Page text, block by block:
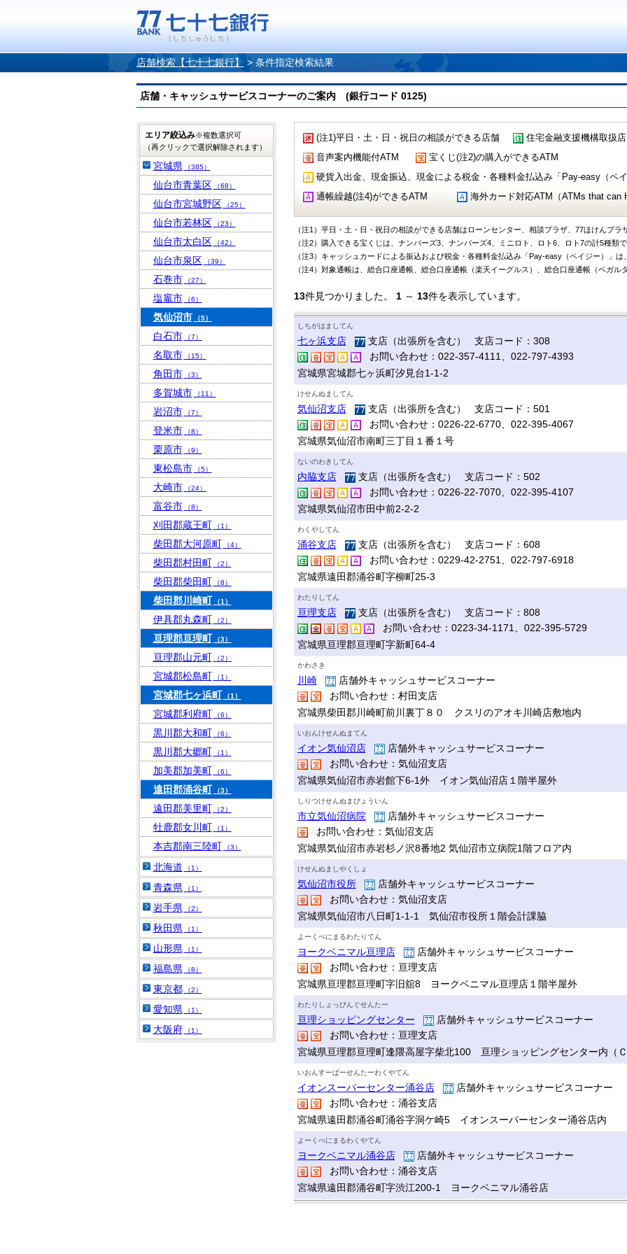
店舗検索【七十七銀行】 > 条件指定検索結果
店舗・キャッシュサービスコーナーのご案内 (銀行コード 0125)
(注1)平日・土・日・祝日の相談ができる店舗 住宅金融支援機構取扱店
音声案内機能付ATM
宝くじ(注2)の購入ができるATM
硬貨入出金、現金振込、現金による税金・各種料金払込み「Pay-easy（ペ
通帳繰越(注4)ができるATM
海外カード対応ATM（ATMs that can
（注1）平日・土・日・祝日の相談ができる店舗はローンセンター、相談プラザ、77ほけんプラ
（注2）購入できる宝くじは、ナンバーズ3、ナンバーズ4、ミニロト、ロト6、ロト7の計5種類で
（注3）キャッシュカードによる振込および税金・各種料金払込み「Pay-easy（ペイジー）」は
（注4）対象通帳は、総合口座通帳、総合口座通帳（楽天イーグルス）、総合口座通帳（ベガル
13件見つかりました。 1～ 13件を表示しています。
しちがはましてん
七ヶ浜支店
支店（出張所を含む） 支店コード：308
お問い合わせ：022-357-4111、022-797-4393
宮城県宮城郡七ヶ浜町汐見台1-1-2
けせんぬましてん
気仙沼支店
支店（出張所を含む） 支店コード：501
お問い合わせ：0226-22-6770、022-395-4067
宮城県気仙沼市南町三丁目１番１号
ないのわきしてん
内脇支店
支店（出張所を含む） 支店コード：502
お問い合わせ：0226-22-7070、022-395-4107
宮城県気仙沼市田中前2-2-2
わくやしてん
涌谷支店
支店（出張所を含む） 支店コード：608
お問い合わせ：0229-42-2751、022-797-6918
宮城県遠田郡涌谷町字柳町25-3
わたりしてん
亘理支店
支店（出張所を含む） 支店コード：808
お問い合わせ：0223-34-1171、022-395-5729
宮城県亘理郡亘理町字新町64-4
かわさき
川崎
店舗外キャッシュサービスコーナー
お問い合わせ：村田支店
宮城県柴田郡川崎町前川裏丁８０ クスリのアオキ川崎店敷地内
いおんけせんぬまてん
イオン気仙沼店
店舗外キャッシュサービスコーナー
お問い合わせ：気仙沼支店
宮城県気仙沼市赤岩館下6-1外 イオン気仙沼店１階半屋外
しりつけせんぬまびょういん
市立気仙沼病院
店舗外キャッシュサービスコーナー
お問い合わせ：気仙沼支店
宮城県気仙沼市赤岩杉ノ沢8番地2 気仙沼市立病院1階フロア内
けせんぬましやくしょ
気仙沼市役所
店舗外キャッシュサービスコーナー
お問い合わせ：気仙沼支店
宮城県気仙沼市八日町1-1-1 気仙沼市役所１階会計課脇
よーくべにまるわたりてん
ヨークベニマル亘理店
店舗外キャッシュサービスコーナー
お問い合わせ：亘理支店
宮城県亘理郡亘理町字旧舘8 ヨークベニマル亘理店１階半屋外
わたりしょっぴんぐせんたー
亘理ショッピングセンター
店舗外キャッシュサービスコーナー
お問い合わせ：亘理支店
宮城県亘理郡亘理町逢隈高屋字柴北100 亘理ショッピングセンター内（Ｃ
いおんすーぱーせんたーわくやてん
イオンスーパーセンター涌谷店
店舗外キャッシュサービスコーナー
お問い合わせ：涌谷支店
宮城県遠田郡涌谷町涌谷字洞ケ崎5 イオンスーパーセンター涌谷店内
よーくべにまるわくやてん
ヨークベニマル涌谷店
店舗外キャッシュサービスコーナー
お問い合わせ：涌谷支店
宮城県遠田郡涌谷町字渋江200-1 ヨークベニマル涌谷店
エリア絞込み※複数選択可
（再クリックで選択解除されます）
宮城県 （385）
仙台市青葉区 （68）
仙台市宮城野区 （25）
仙台市若林区 （23）
仙台市太白区 （42）
仙台市泉区 （39）
石巻市 （27）
塩竈市 （6）
気仙沼市 （5）
白石市 （7）
名取市 （15）
角田市 （3）
多賀城市 （11）
岩沼市 （7）
登米市 （8）
栗原市 （9）
東松島市 （5）
大崎市 （24）
富谷市 （8）
刈田郡蔵王町 （1）
柴田郡大河原町 （4）
柴田郡村田町 （2）
柴田郡柴田町 （8）
柴田郡川崎町 （1）
伊具郡丸森町 （2）
亘理郡亘理町 （3）
亘理郡山元町 （2）
宮城郡松島町 （1）
宮城郡七ヶ浜町 （1）
宮城郡利府町 （6）
黒川郡大和町 （6）
黒川郡大郷町 （1）
加美郡加美町 （6）
遠田郡涌谷町 （3）
遠田郡美里町 （2）
牡鹿郡女川町 （1）
本吉郡南三陸町 （3）
北海道 （1）
青森県 （1）
岩手県 （2）
秋田県 （1）
山形県 （1）
福島県 （8）
東京都 （2）
愛知県 （1）
大阪府 （1）